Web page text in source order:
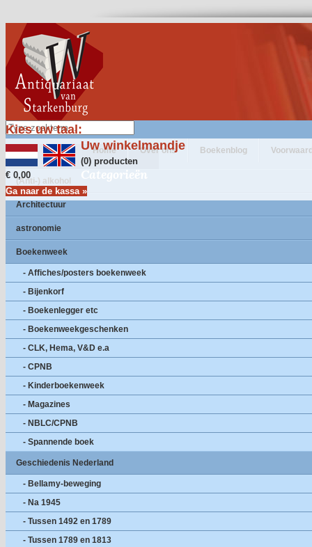
Kies uw taal:
Uw winkelmandje
(0) producten
€ 0,00
Ga naar de kassa »
Home Over ons Boekenblog
Categorieën
(Anti-) alkohol
Architectuur
astronomie
Boekenweek
- Affiches/posters boekenweek
- Bijenkorf
- Boekenlegger etc
- Boekenweekgeschenken
- CLK, Hema, V&D e.a
- CPNB
- Kinderboekenweek
- Magazines
- NBLC/CPNB
- Spannende boek
Geschiedenis Nederland
- Bellamy-beweging
- Na 1945
- Tussen 1492 en 1789
- Tussen 1789 en 1813